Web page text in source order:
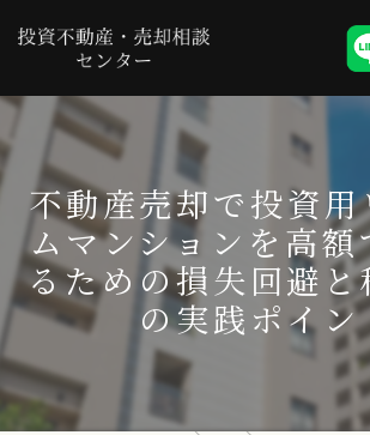
不動産売却で投資
ムマンションを高
るための損失回避
の実践ポイ